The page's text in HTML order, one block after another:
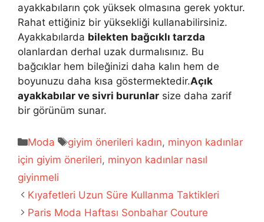
ayakkabıların çok yüksek olmasına gerek yoktur.
Rahat ettiğiniz bir yüksekliği kullanabilirsiniz.
Ayakkabılarda bilekten bağcıklı tarzda
olanlardan derhal uzak durmalısınız. Bu
bağcıklar hem bileğinizi daha kalın hem de
boyunuzu daha kısa göstermektedir.Açık
ayakkabılar ve sivri burunlar size daha zarif
bir görünüm sunar.
Kategoriler
Moda Etiketler
giyim önerileri kadın, minyon kadınlar
için giyim önerileri, minyon kadınlar nasıl
giyinmeli
Kıyafetleri Uzun Süre Kullanma Taktikleri
Paris Moda Haftası Sonbahar Couture